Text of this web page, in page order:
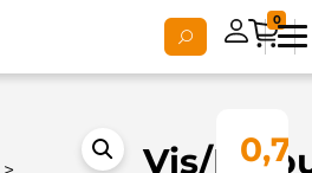
0
Vis/
0,76